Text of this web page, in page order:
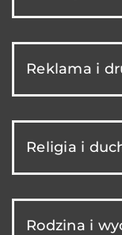
Reklama i
Religia i
Rodzina i